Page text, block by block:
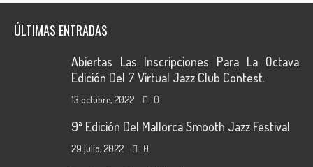
ÚLTIMAS ENTRADAS
Abiertas Las Inscripciones Para La Octava
Edición Del 7 Virtual Jazz Club Contest.
13 octubre, 2022 0
9ª Edición Del Mallorca Smooth Jazz Festival
29 julio, 2022 0